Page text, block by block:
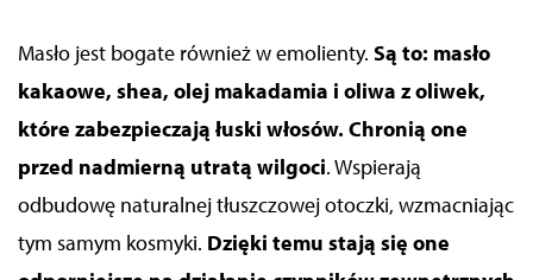
Masło jest bogate również w emolienty. Są to: masło
kakaowe, shea, olej makadamia i oliwa z oliwek,
które zabezpieczają łuski włosów. Chronią one
przed nadmierną utratą wilgoci. Wspierają
odbudowę naturalnej tłuszczowej otoczki, wzmacniając
tym samym kosmyki. Dzięki temu stają się one